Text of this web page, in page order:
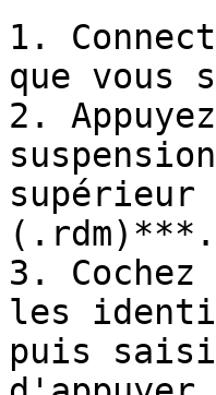
1.
que vous
2.
(.rdm)***.
3.
les
puis